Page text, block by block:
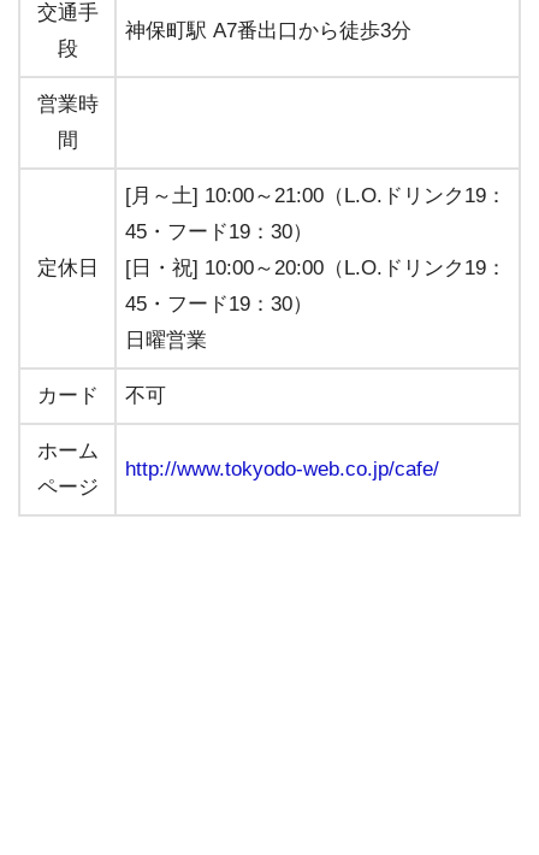
交通手
段
神保町駅 A7番出口から徒歩3分
営業時
間
定休日
[月～土] 10:00～21:00（L.O.ドリンク19：
45・フード19：30）
[日・祝] 10:00～20:00（L.O.ドリンク19：
45・フード19：30）
日曜営業
カード 不可
ホーム
ページ
http://www.tokyodo-web.co.jp/cafe/